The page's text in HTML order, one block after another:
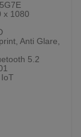
x 1080
Anti Glare,
5.2